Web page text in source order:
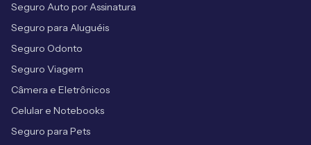
Seguro Auto por Assinatura
Seguro para Aluguéis
Seguro Odonto
Seguro Viagem
Câmera e Eletrônicos
Celular e Notebooks
Seguro para Pets